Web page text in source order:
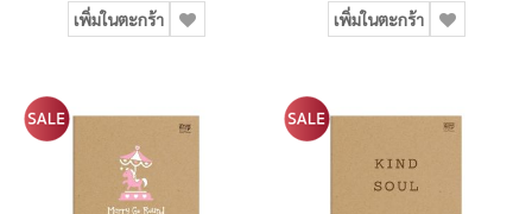
เพิ่มในตะกร้า เพิ่มในตะกร้า